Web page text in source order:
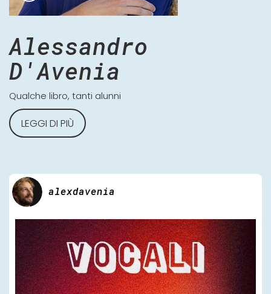
Alessandro
D'Avenia
Qualche libro, tanti alunni
LEGGI DI PIÙ
alexdavenia